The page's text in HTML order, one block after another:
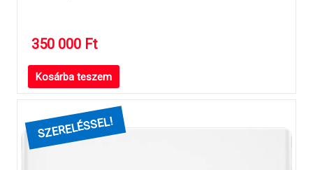
350 000 Ft
Kosárba teszem